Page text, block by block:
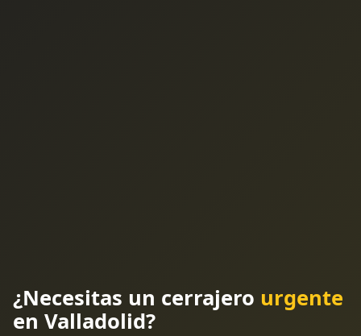
¿Necesitas un cerrajero urgente
en Valladolid?